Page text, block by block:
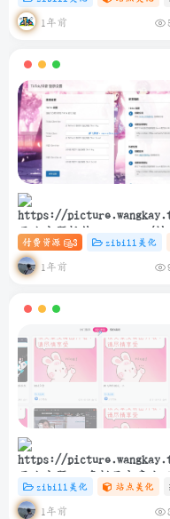
片协助SEO
1年前
子比主题插件 – TikTok/抖
登录插件
付费资源 3 zibill美化
1年前
子比主题 – 多栏目文章小工
样式美化
zibill美化 站点美化
1年前